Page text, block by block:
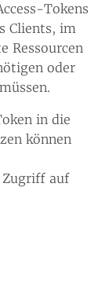
Tokens
Clients, im
Ressourcen
oder
in die
können
auf